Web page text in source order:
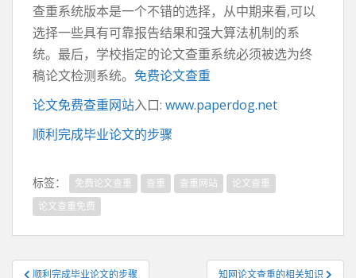
查重系统版本是一个不错的选择，从中期来看,可以
选择一些具有可靠报告结果和强大算法机制的系
统。最后，学校指定的论文查重系统必须被选为终
稿论文检测系统。 免费论文查重
论文免费查重网站入口: www.paperdog.net
顺利完成毕业论文的步骤
标签： 免费论文查重 查重 查重网站
论文查重
论文查重免费
文顺利完成毕业论文的步骤 知网论文查重的相关知识